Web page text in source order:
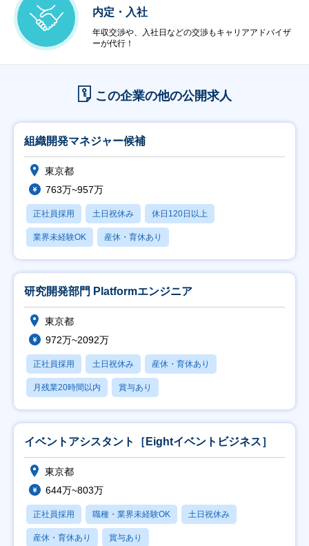
内定・入社
年収交渉や、入社日などの交渉もキャリアアドバイザ
ーが代行！
この企業の他の公開求人
組織開発マネジャー候補
東京都
763万~957万
正社員採用 土日祝休み 休日120日以上
業界未経験OK 産休・育休あり
研究開発部門 Platformエンジニア
東京都
972万~2092万
正社員採用 土日祝休み 産休・育休あり
月残業20時間以内 賞与あり
イベントアシスタント［Eightイベントビジネス］
東京都
644万~803万
正社員採用 職種・業界未経験OK 土日祝休み
産休・育休あり 賞与あり